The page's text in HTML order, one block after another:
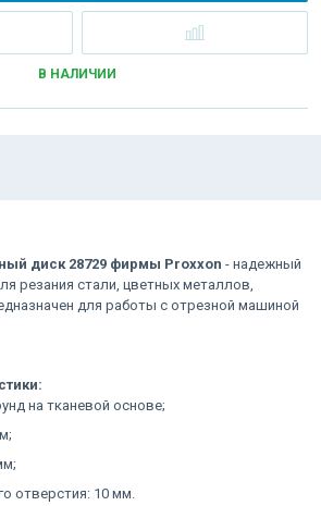
В НАЛИЧИИ
диск 28729 фирмы Proxxon - надежный
резания стали, цветных металлов,
для работы с отрезной машиной
на тканевой основе;
отверстия: 10 мм.